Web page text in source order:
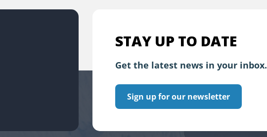
STAY UP TO DATE
Get the latest news in your inbox.
Sign up for our newsletter